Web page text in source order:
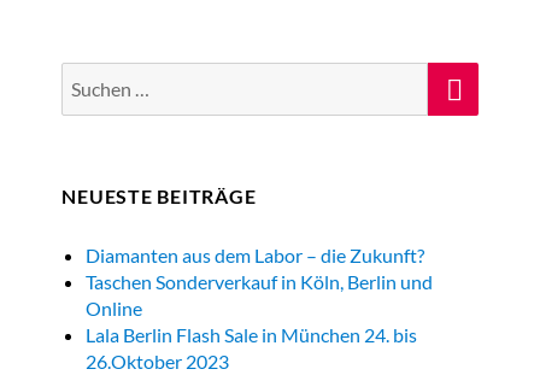
nach:
NEUESTE BEITRÄGE
Diamanten aus dem Labor – die Zukunft?
Taschen Sonderverkauf in Köln, Berlin und
Online
Lala Berlin Flash Sale in München 24. bis
26.Oktober 2023